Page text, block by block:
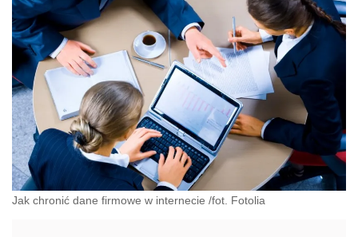
Jak chronić dane firmowe w internecie /fot. Fotolia